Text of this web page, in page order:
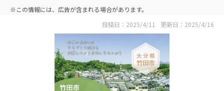
※この情報には、広告が含まれる場合があります。
投稿日：2025/4/11
更新日：2025/4/16